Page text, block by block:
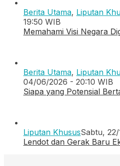
Berita Utama, Liputan
19:50 WIB
Memahami Visi Negara
Berita Utama, Liputan
04/06/2026 - 20:10 WIB
Siapa yang Potensial
Liputan KhususSabtu,
Lendot dan Gerak Baru